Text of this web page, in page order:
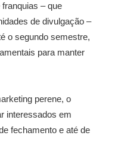
– que
de divulgação –
o segundo semestre,
para manter
perene, o
interessados em
fechamento e até de